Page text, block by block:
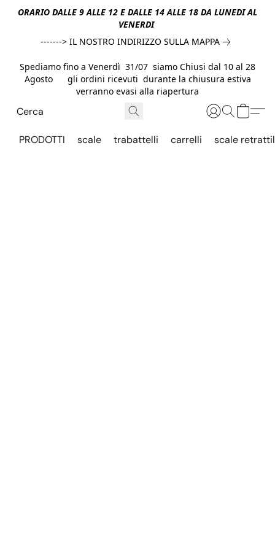
ORARIO DALLE 9 ALLE 12 E DALLE 14 ALLE 18 DA LUNEDI AL
VENERDI
-------> IL NOSTRO INDIRIZZO SULLA MAPPA
Spediamo fino a Venerdì 31/07 siamo Chiusi dal 10 al 28
Agosto gli ordini ricevuti durante la chiusura estiva
verranno evasi alla riapertura
PRODOTTI scale trabattelli carrelli scale